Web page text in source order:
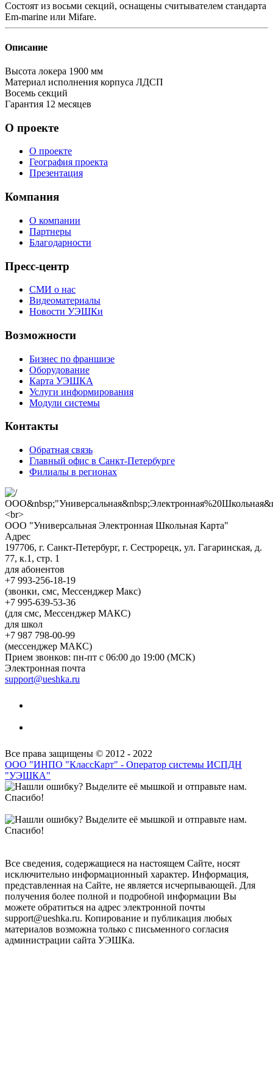
Состоят из восьми секций, оснащены считывателем стандарта
Em-marine или Mifarе.
Описание
Высота локера 1900 мм
Материал исполнения корпуса ЛДСП
Восемь секций
Гарантия 12 месяцев
О проекте
О проекте
География проекта
Презентация
Компания
О компании
Партнеры
Благодарности
Пресс-центр
СМИ о нас
Видеоматериалы
Новости УЭШКи
Возможности
Бизнес по франшизе
Оборудование
Карта УЭШКА
Услуги информирования
Модули системы
Контакты
Обратная связь
Главный офис в Санкт-Петербурге
Филиалы в регионах
ООО "Универсальная Электронная Школьная Карта"
Адрес
197706, г. Санкт-Петербург, г. Сестрорецк, ул. Гагаринская, д.
77, к.1, стр. 1
для абонентов
+7 993-256-18-19
(звонки, смс, Мессенджер Макс)
+7 995-639-53-36
(для смс, Мессенджер МАКС)
для школ
+7 987 798-00-99
(мессенджер МАКС)
Прием звонков: пн-пт с 06:00 до 19:00 (МСК)
Электронная почта
support@ueshka.ru
Все права защищены © 2012 - 2022
ООО "ИНПО "КлассКарт" - Оператор системы ИСПДН
"УЭШКА"
Все сведения, содержащиеся на настоящем Сайте, носят
исключительно информационный характер. Информация,
представленная на Сайте, не является исчерпывающей. Для
получения более полной и подробной информации Вы
можете обратиться на адрес электронной почты
support@ueshka.ru. Копирование и публикация любых
материалов возможна только с письменного согласия
администрации сайта УЭШКа.